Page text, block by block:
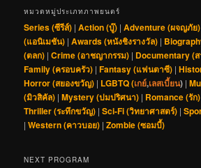
หมวดหมู่ประเภทภาพยนตร์
Series (ซีรีส์) |Action (บู๊) |Adventure (ผจญภัย)
(แอนิเมชัน) |Awards (หนังชิงรางวัล) |
(ตลก) |Crime (อาชญากรรม) | Documentary (
Family (ครอบครัว) |Fantasy (แฟนตาซี) |
Horror (สยองขวัญ) | LGBTQ (เกย์,เลสเบี้ยน) |
(มิวสิคัล) |Mystery (ปมปริศนา) | Romance (รัก)
Thriller (ระทึกขวัญ) |Sci-Fi (วิทยาศาสตร์) |
|Western (คาวบอย) |Zombie (ซอมบี้)
NEXT PROGRAM